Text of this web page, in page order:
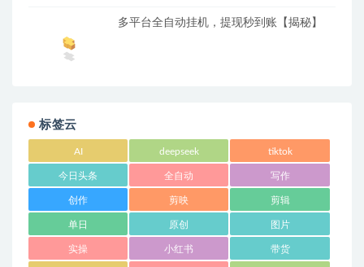
多平台全自动挂机，提现秒到账【揭秘】
标签云
AI deepseek tiktok
今日头条 全自动 写作
创作 剪映 剪辑
单日 原创 图片
实操 小红书 带货